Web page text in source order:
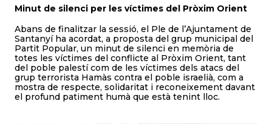
Minut de silenci per les víctimes del Pròxim Orient
Abans de finalitzar la sessió, el Ple de l’Ajuntament de
Santanyí ha acordat, a proposta del grup municipal del
Partit Popular, un minut de silenci en memòria de
totes les víctimes del conflicte al Pròxim Orient, tant
del poble palestí com de les víctimes dels atacs del
grup terrorista Hamàs contra el poble israelià, com a
mostra de respecte, solidaritat i reconeixement davant
el profund patiment humà que està tenint lloc.